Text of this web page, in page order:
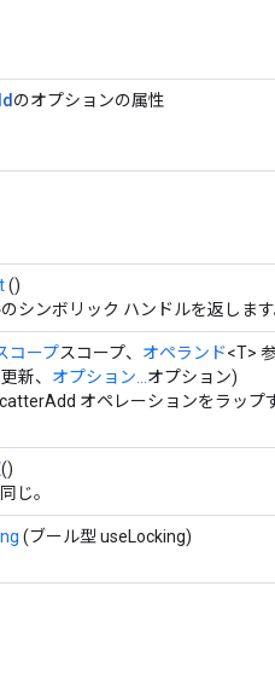
のオプションの属性
()
シンボリック ハンドルを返しま
コープスコープ、 オペランド<T>
新、 オプション...オプション)
オペレーションをラップ
()
じ。
(ブール型 useLocking)